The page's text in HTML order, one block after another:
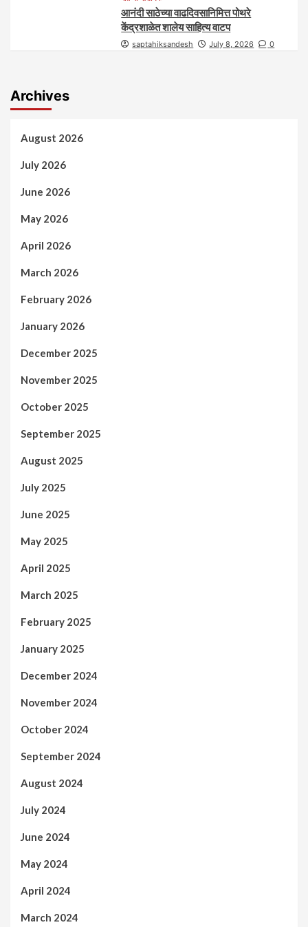
आनंदी साठेच्या वाढदिवसानिमित्त पोथरे
केंद्रशाळेत शालेय साहित्य वाटप
saptahiksandesh July 8, 2026 0
Archives
August 2026
July 2026
June 2026
May 2026
April 2026
March 2026
February 2026
January 2026
December 2025
November 2025
October 2025
September 2025
August 2025
July 2025
June 2025
May 2025
April 2025
March 2025
February 2025
January 2025
December 2024
November 2024
October 2024
September 2024
August 2024
July 2024
June 2024
May 2024
April 2024
March 2024